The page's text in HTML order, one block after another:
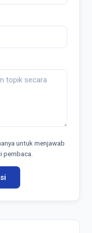
untuk menjawab
pembaca.